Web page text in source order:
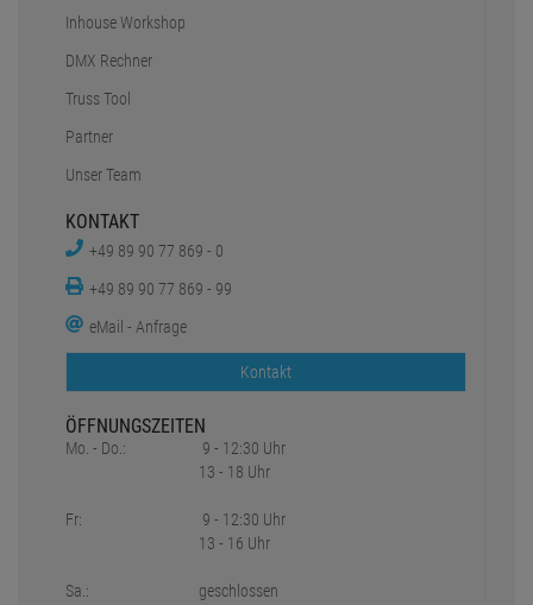
Inhouse Workshop
DMX Rechner
Truss Tool
Partner
Unser Team
KONTAKT
+49 89 90 77 869 - 0
+49 89 90 77 869 - 99
eMail - Anfrage
Kontakt
ÖFFNUNGSZEITEN
Mo. - Do.:
Fr:
Sa.:
9 - 12:30 Uhr
13 - 18 Uhr
9 - 12:30 Uhr
13 - 16 Uhr
geschlossen